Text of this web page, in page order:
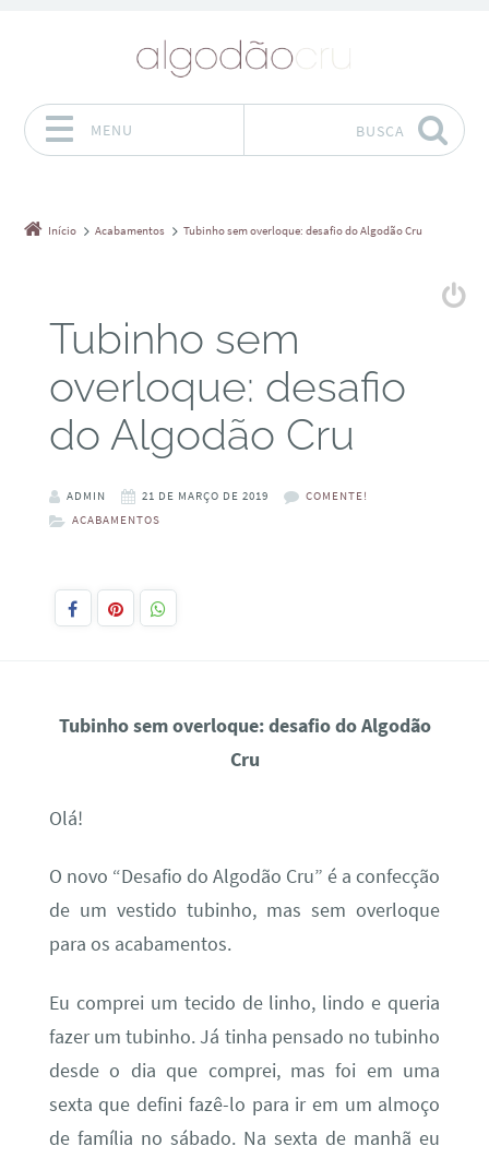
MENU BUSCA
Início Acabamentos Tubinho sem overloque: desafio do Algodão Cru
Tubinho sem
overloque: desafio
do Algodão Cru
ADMIN 21 DE MARÇO DE 2019
COMENTE!
ACABAMENTOS
Tubinho sem overloque: desafio do Algodão
Cru
Olá!
O novo “Desafio do Algodão Cru” é a confecção
de um vestido tubinho, mas sem overloque
para os acabamentos.
Eu comprei um tecido de linho, lindo e queria
fazer um tubinho. Já tinha pensado no tubinho
desde o dia que comprei, mas foi em uma
sexta que defini fazê-lo para ir em um almoço
de família no sábado. Na sexta de manhã eu